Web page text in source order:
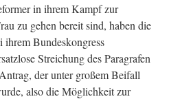
in ihrem Kampf zur
zu gehen bereit sind, haben die
ihrem Bundeskongress
Streichung des Paragrafen
der unter großem Beifall
also die Möglichkeit zur